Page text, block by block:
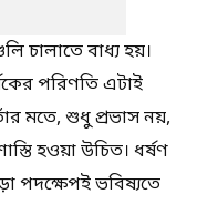
চালাতে বাধ্য হয়।
পরিণতি এটাই
মতে, শুধু প্রভাস নয়,
হওয়া উচিত। ধর্ষণ
পদক্ষেপই ভবিষ্যতে